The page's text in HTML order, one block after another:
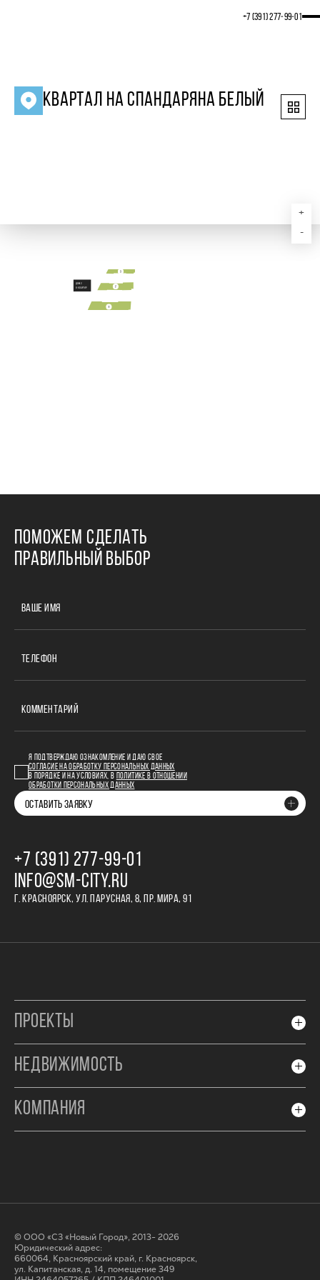
+7 (391) 277‒99‒01
КВАРТАЛ НА СПАНДАРЯНА БЕЛЫЙ
8 квартир
дом 2
+
-
ПОМОЖЕМ СДЕЛАТЬ
ПРАВИЛЬНЫЙ ВЫБОР
ВАШЕ ИМЯ
ТЕЛЕФОН
КОММЕНТАРИЙ
Я ПОДТВЕРЖДАЮ ОЗНАКОМЛЕНИЕ И ДАЮ СВОЕ
СОГЛАСИЕ НА ОБРАБОТКУ ПЕРСОНАЛЬНЫХ ДАННЫХ
В ПОРЯДКЕ И НА УСЛОВИЯХ, В
ПОЛИТИКЕ В ОТНОШЕНИИ
ОБРАБОТКИ ПЕРСОНАЛЬНЫХ ДАННЫХ
ОСТАВИТЬ ЗАЯВКУ
+7 (391) 277‒99‒01
INFO@SM-CITY.RU
Г. КРАСНОЯРСК, УЛ. ПАРУСНАЯ, 8, ПР. МИРА, 91
ПРОЕКТЫ
НЕДВИЖИМОСТЬ
КОМПАНИЯ
© ООО «СЗ «Новый Город», 2013- 2026
Юридический адрес:
660064, Красноярский край, г. Красноярск,
ул. Капитанская, д. 14, помещение 349